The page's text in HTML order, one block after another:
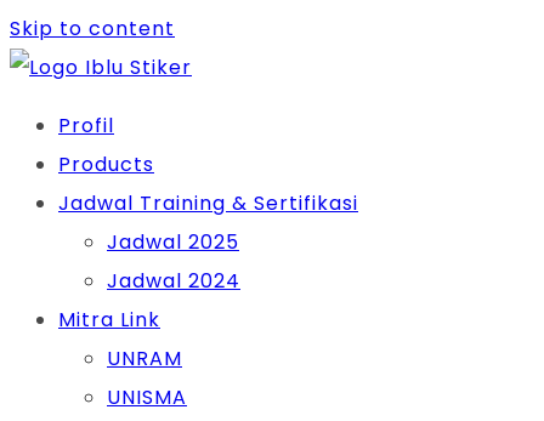
Skip to content
Profil
Products
Jadwal Training & Sertifikasi
Jadwal 2025
Jadwal 2024
Mitra Link
UNRAM
UNISMA